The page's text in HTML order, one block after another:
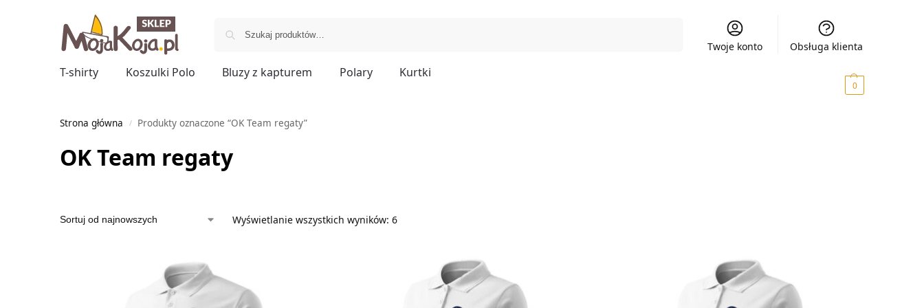
Twoje konto Obsługa klienta
T-shirty Koszulki Polo Bluzy z kapturem Polary
Kurtki
0
Strona główna / Produkty oznaczone “OK Team regaty”
OK Team regaty
Wyświetlanie wszystkich wyników: 6